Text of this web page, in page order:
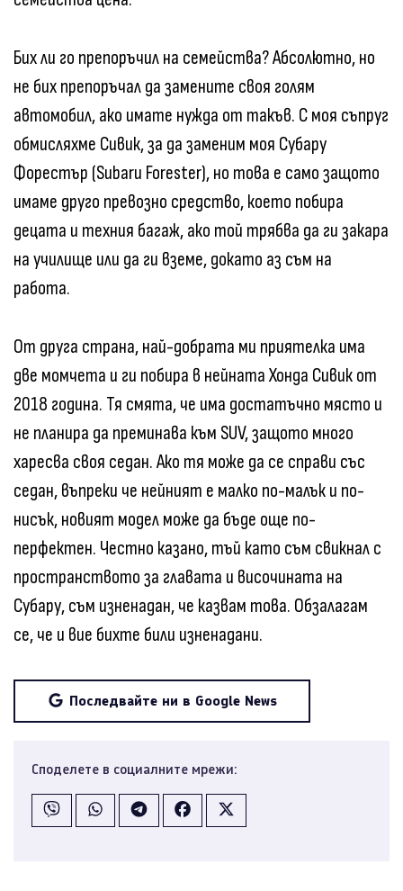
Бих ли го препоръчил на семейства? Абсолютно, но
не бих препоръчал да замените своя голям
автомобил, ако имате нужда от такъв. С моя съпруг
обмисляхме Сивик, за да заменим моя Субару
Форестър (Subaru Forester), но това е само защото
имаме друго превозно средство, което побира
децата и техния багаж, ако той трябва да ги закара
на училище или да ги вземе, докато аз съм на
работа.
От друга страна, най-добрата ми приятелка има
две момчета и ги побира в нейната Хонда Сивик от
2018 година. Тя смята, че има достатъчно място и
не планира да преминава към SUV, защото много
харесва своя седан. Ако тя може да се справи със
седан, въпреки че нейният е малко по-малък и по-
нисък, новият модел може да бъде още по-
перфектен. Честно казано, тъй като съм свикнал с
пространството за главата и височината на
Субару, съм изненадан, че казвам това. Обзалагам
се, че и вие бихте били изненадани.
Последвайте ни в Google News
Споделете в социалните мрежи: